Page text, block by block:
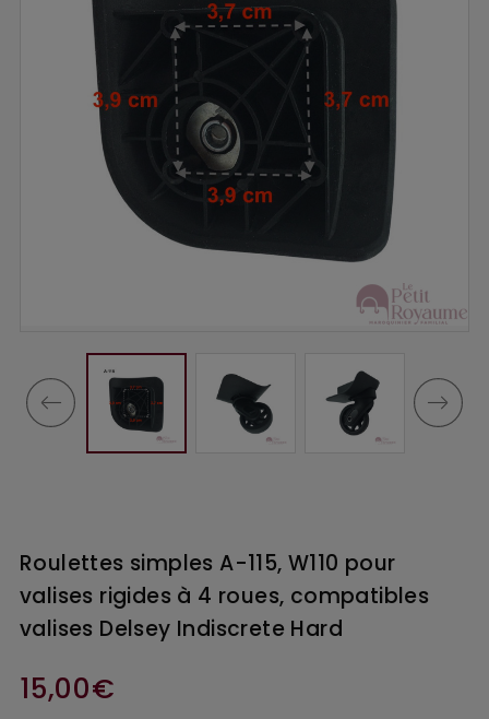
Roulettes simples A-115, W110 pour
valises rigides à 4 roues, compatibles
valises Delsey Indiscrete Hard
15,00€